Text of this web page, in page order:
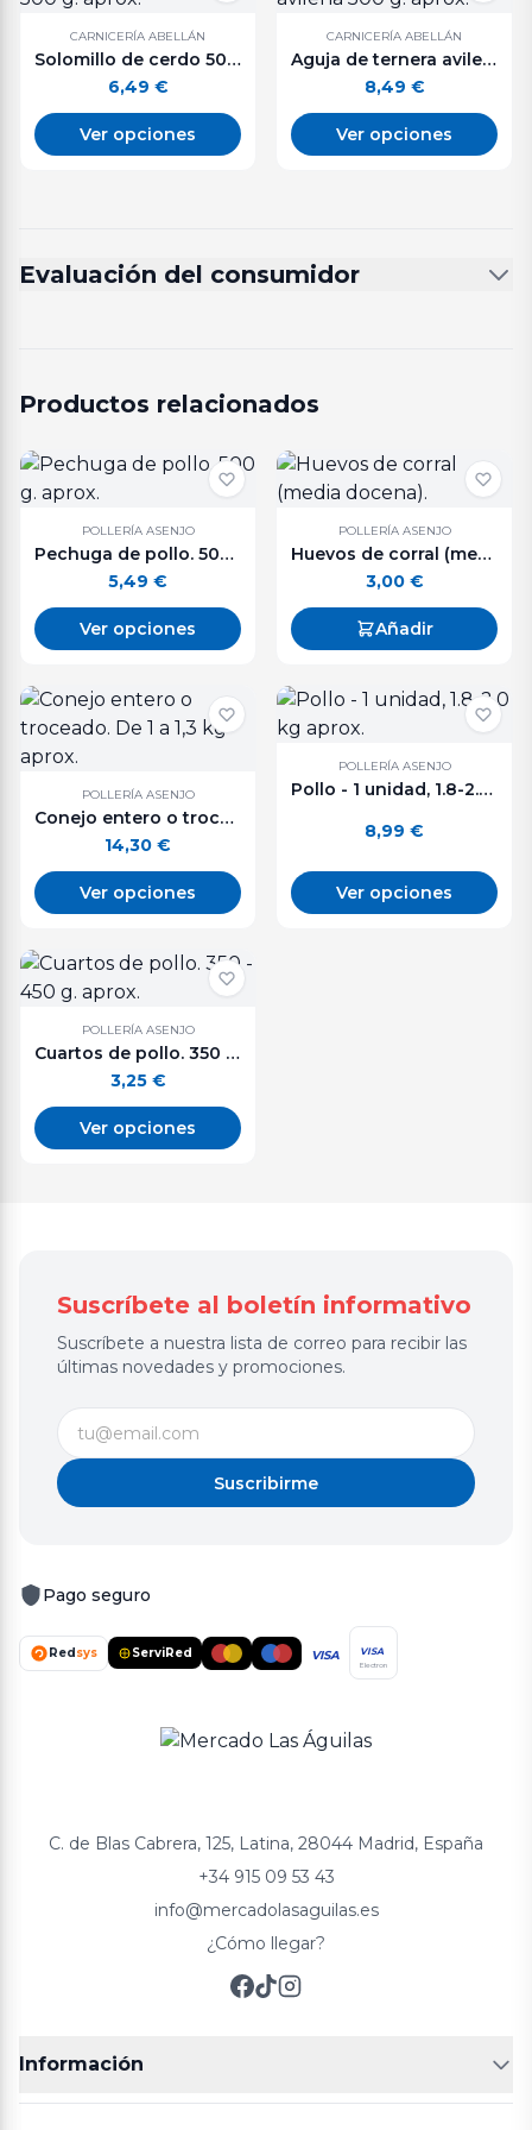
CARNICERÍA ABELLÁN
Solomillo de cerdo 500 g. aprox.
6,49 €
Ver opciones
CARNICERÍA ABELLÁN
Aguja de ternera avileña 500 g. aprox.
8,49 €
Ver opciones
Evaluación del consumidor
Productos relacionados
POLLERÍA ASENJO
Pechuga de pollo. 500 g. aprox.
5,49 €
Ver opciones
POLLERÍA ASENJO
Huevos de corral (media docena).
3,00 €
Añadir
POLLERÍA ASENJO
Conejo entero o troceado. De 1 a 1,3 kg aprox.
14,30 €
Ver opciones
POLLERÍA ASENJO
Pollo - 1 unidad, 1.8-2.0 kg aprox.
8,99 €
Ver opciones
POLLERÍA ASENJO
Cuartos de pollo. 350 - 450 g. aprox.
3,25 €
Ver opciones
Suscríbete al boletín informativo
Suscríbete a nuestra lista de correo para recibir las
últimas novedades y promociones.
Suscribirme
Pago seguro
Redsys ServiRed VISA VISA
Electron
C. de Blas Cabrera, 125, Latina, 28044 Madrid, España
+34 915 09 53 43
info@mercadolasaguilas.es
¿Cómo llegar?
Información
FRUTERÍAS